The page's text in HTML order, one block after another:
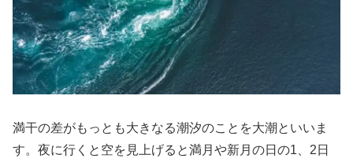
満干の差がもっとも大きなる潮汐のことを大潮といいま
す。夜に行くと空を見上げると満月や新月の日の1、2日